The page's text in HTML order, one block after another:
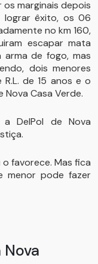
os marginais depois
lograr êxito, os 06
no km 160,
escapar mata
de fogo, mas
dois menores
de 15 anos e o
Nova Casa Verde.
a DelPol de Nova
favorece. Mas fica
menor pode fazer